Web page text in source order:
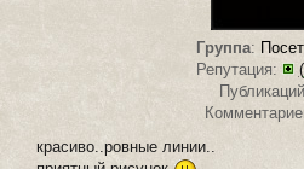
Группа:
Репутация:
(
красиво..ровные линии..